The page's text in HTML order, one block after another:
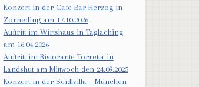
Konzert in der Cafe-Bar Herzog in
Zorneding am 17.10.2026
Auftritt im Wirtshaus in Taglaching
am 16.04.2026
Auftritt im Ristorante Torretta in
Landshut am Mittwoch den 24.09.2025
Konzert in der Seidlvilla – München